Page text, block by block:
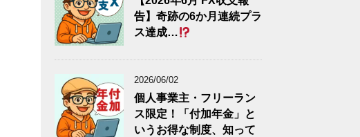
告】奇跡の6か月連続プラ
ス達成…
2026/06/02
個人事業主・フリーラン
ス限定！「付加年金」と
いうお得な制度、知って